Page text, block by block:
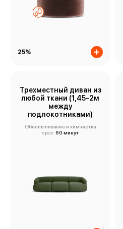
25%
Трехместный диван из
любой ткани (1,45-2м
между
подлокотниками)
Обеспыливание и химчистка
срок: 60 минут